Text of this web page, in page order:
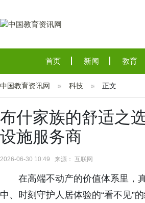
首页 新闻 教育
中国教育资讯网 科技 正文
布什家族的舒适之
设施服务商
2026-06-30 10:49 来源： 互联网
在高端不动产的价值体系里，
中、时刻守护人居体验的“看不见”